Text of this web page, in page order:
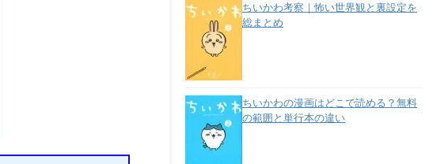
ちいかわ考察｜怖い世界観と裏設定を
総まとめ
ちいかわの漫画はどこで読める？無料
の範囲と単行本の違い